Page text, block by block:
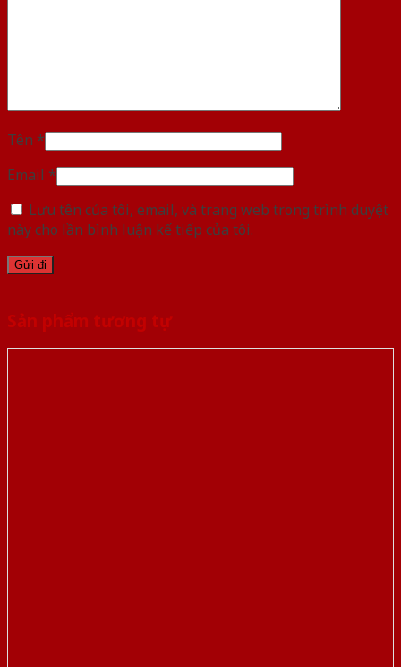
Tên *
Email *
Lưu tên của tôi, email, và trang web trong trình duyệt
này cho lần bình luận kế tiếp của tôi.
Sản phẩm tương tự